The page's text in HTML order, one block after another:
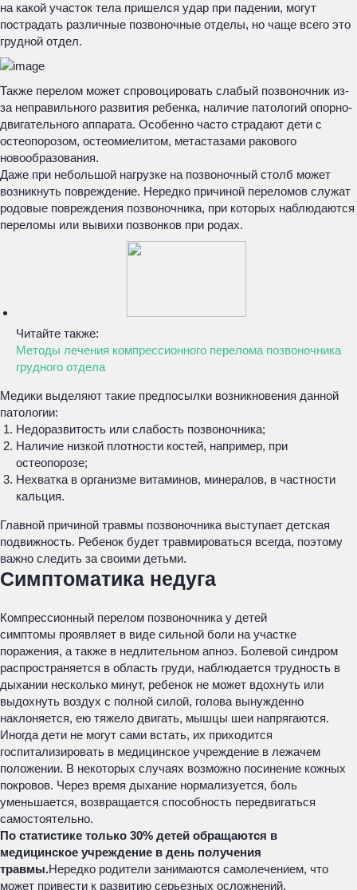
на какой участок тела пришелся удар при падении, могут
пострадать различные позвоночные отделы, но чаще всего это
грудной отдел.
Также перелом может спровоцировать слабый позвоночник из-
за неправильного развития ребенка, наличие патологий опорно-
двигательного аппарата. Особенно часто страдают дети с
остеопорозом, остеомиелитом, метастазами ракового
новообразования.
Даже при небольшой нагрузке на позвоночный столб может
возникнуть повреждение. Нередко причиной переломов служат
родовые повреждения позвоночника, при которых наблюдаются
переломы или вывихи позвонков при родах.
Читайте также:
Методы лечения компрессионного перелома позвоночника
грудного отдела
Медики выделяют такие предпосылки возникновения данной
патологии:
Недоразвитость или слабость позвоночника;
Наличие низкой плотности костей, например, при
остеопорозе;
Нехватка в организме витаминов, минералов, в частности
кальция.
Главной причиной травмы позвоночника выступает детская
подвижность. Ребенок будет травмироваться всегда, поэтому
важно следить за своими детьми.
Симптоматика недуга
Компрессионный перелом позвоночника у детей
симптомы проявляет в виде сильной боли на участке
поражения, а также в недлительном апноэ. Болевой синдром
распространяется в область груди, наблюдается трудность в
дыхании несколько минут, ребенок не может вдохнуть или
выдохнуть воздух с полной силой, голова вынужденно
наклоняется, ею тяжело двигать, мышцы шеи напрягаются.
Иногда дети не могут сами встать, их приходится
госпитализировать в медицинское учреждение в лежачем
положении. В некоторых случаях возможно посинение кожных
покровов. Через время дыхание нормализуется, боль
уменьшается, возвращается способность передвигаться
самостоятельно.
По статистике только 30% детей обращаются в
медицинское учреждение в день получения
травмы.Нередко родители занимаются самолечением, что
может привести к развитию серьезных осложнений.